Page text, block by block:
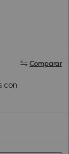
Comparar
con